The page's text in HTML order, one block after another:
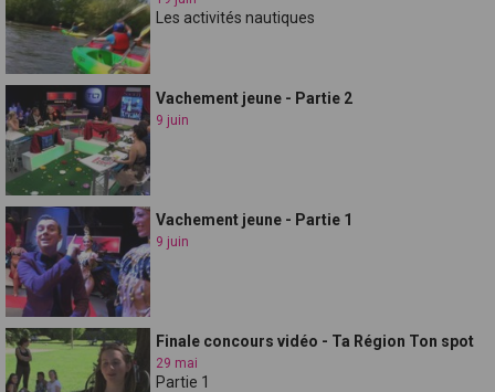
Les activités nautiques
Vachement jeune - Partie 2
9 juin
Vachement jeune - Partie 1
9 juin
Finale concours vidéo - Ta Région Ton spot
29 mai
Partie 1